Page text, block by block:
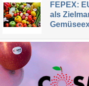
FEPEX:
als